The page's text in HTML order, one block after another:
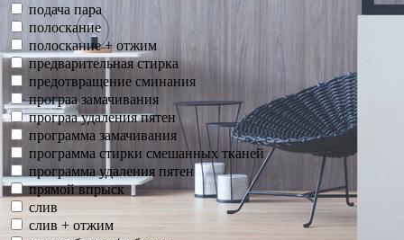
подача пара
полоскание
полоскание + отжим
предварительная стирка
предотвращение сминания
програа замачивания
програа удаления пятен
программа замачивания
программа стирки смешанных тканей
программа удаления пятен
прямой впрыск
слив
слив + отжим